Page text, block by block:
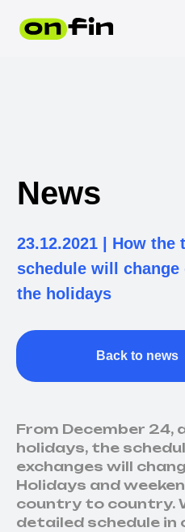
News
23.12.2021 | How the
schedule will change
the holidays
Back to news
From December
holidays, the
exchanges will
Holidays and
country to country.
detailed schedule in